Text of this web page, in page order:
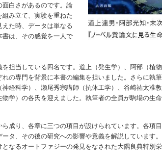
白さがあるのです。論
み立て、実験を重ねた
た時、データは単なる
は、その感覚を一人で
担当している四名です。道上（発生学）、阿部（植
の専門を背景に本書の編集を担いました。さらに執
経科学）、瀬尾秀宗講師（抗体工学）、谷崎祐太准教
学）の各氏を迎えました。執筆者の全員が駒場の生
成り、各章に三つの項目が設けられています。各項
タ、その後の研究への影響や意義を解説しています
なるオートファジーの発見をなされた大隅良典特別